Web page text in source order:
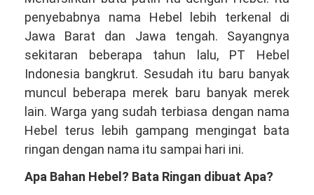
penyebabnya nama Hebel lebih terkenal di
Jawa Barat dan Jawa tengah. Sayangnya
sekitaran beberapa tahun lalu, PT Hebel
Indonesia bangkrut. Sesudah itu baru banyak
muncul beberapa merek baru banyak merek
lain. Warga yang sudah terbiasa dengan nama
Hebel terus lebih gampang mengingat bata
ringan dengan nama itu sampai hari ini.
Apa Bahan Hebel? Bata Ringan dibuat Apa?